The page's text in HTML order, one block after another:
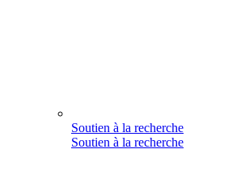
Soutien à la recherche
Soutien à la recherche